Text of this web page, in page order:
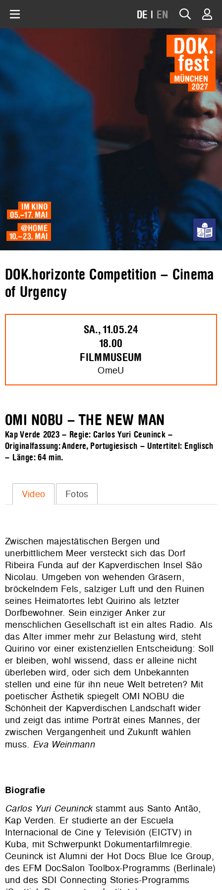
DE | EN
DOK.horizonte Competition – Cinema
of Urgency
SA., 11.05.24
18.00
FILMMUSEUM
OmeU
OMI NOBU – THE NEW MAN
Kap Verde 2023 – Regie: Carlos Yuri Ceuninck –
Originalfassung: Andere, Portugiesisch – Untertitel: Englisch
– Länge:64 min.
Video Fotos
Zwischen majestätischen Bergen und
unerbittlichem Meer versteckt sich das Dorf
Ribeira Funda auf der Kapverdischen Insel São
Nicolau. Umgeben von wehenden Gräsern,
bröckelndem Fels, salziger Luft und den Ruinen
seines Heimatortes lebt Quirino als letzter
Dorfbewohner. Sein einziger Anker zur
menschlichen Gesellschaft ist ein altes Radio. Als
das Alter immer mehr zur Belastung wird, steht
Quirino vor einer existenziellen Entscheidung: Soll
er bleiben, wohl wissend, dass er alleine nicht
überleben wird, oder sich dem Unbekannten
stellen und eine für ihn neue Welt betreten? Mit
poetischer Ästhetik spiegelt OMI NOBU die
Schönheit der Kapverdischen Landschaft wider
und zeigt das intime Porträt eines Mannes, der
zwischen Vergangenheit und Zukunft wählen
muss. Eva Weinmann
Biografie
Carlos Yuri Ceuninckstammt aus Santo Antão,
Kap Verden. Er studierte an der Escuela
Internacional de Cine y Televisión (EICTV) in
Kuba, mit Schwerpunkt Dokumentarfilmregie.
Ceuninck ist Alumni der Hot Docs Blue Ice Group,
des EFM DocSalon Toolbox-Programms (Berlinale)
und des SDI Connecting Stories-Programms